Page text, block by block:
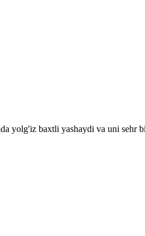
yolg'iz baxtli yashaydi va uni